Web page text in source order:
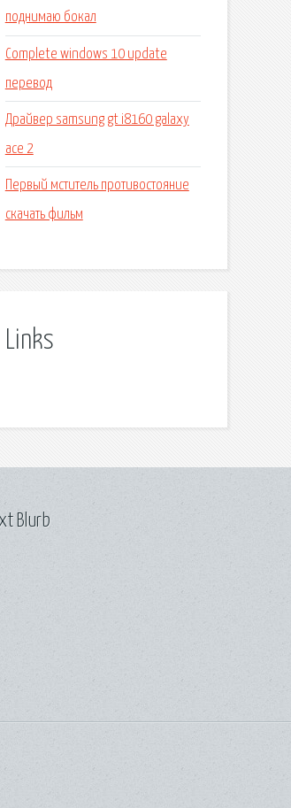
поднимаю бокал
Complete windows 10 update
перевод
Драйвер samsung gt i8160 galaxy
ace 2
Первый мститель противостояние
скачать фильм
Links
Blurb